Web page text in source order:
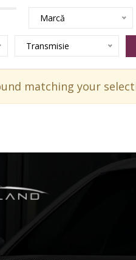
Marcă
Transmisie
matching your